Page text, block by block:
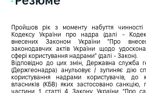
Пройшов рік з моменту набуття
Кодексу України про надра (далі -
внесених Законом України "Про
законодавчих актів України щодо
сфері користування надрами" (далі - Закон).
Відповідно до цих змін, Державна служба
(Держгеонадра) анульовує / зупиняє дію
користування надрами користувачів, до
власників (КБВ) яких застосовано
частини 1 статті 4 Закону України "Про